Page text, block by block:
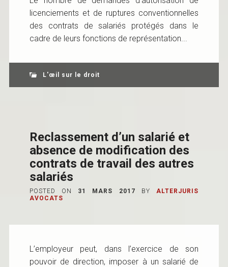
licenciements et de ruptures conventionnelles
des contrats de salariés protégés dans le
cadre de leurs fonctions de représentation...
L'œil sur le droit
Reclassement d’un salarié et
absence de modification des
contrats de travail des autres
salariés
POSTED ON 31 MARS 2017 BY
ALTERJURIS
AVOCATS
L’employeur peut, dans l’exercice de son
pouvoir de direction, imposer à un salarié de